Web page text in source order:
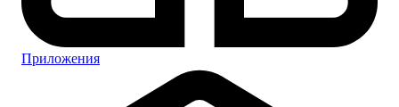
Приложения